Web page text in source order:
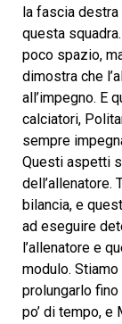
la fascia
questa
poco spazio,
dimostra che
all’impegno. E
calciatori,
sempre
Questi aspetti
dell’allenatore.
bilancia, e
ad eseguire
l’allenatore e
modulo.
prolungarlo
po’ di tempo,